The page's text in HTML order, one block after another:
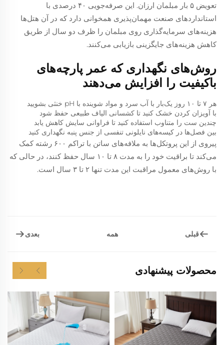
تعویض ۵ بار مبلمان ارزان. این صرفه‌جویی ۴۰ درصدی با
استانداردهای صنعت مهمان‌پذیری همخوانی دارد که در آن هتل‌ها
هزینه‌های سرمایه‌گذاری روی مبلمان را ظرف دو سال از طریق
کاهش هزینه‌های جایگزینی بازیابی می‌کنند.
روش‌های نگهداری که عمر پارچه‌های
باکیفیت را افزایش می‌دهند
هر ۷ تا ۱۰ روز یک‌بار با آب سرد و مواد شوینده با pH خنثی بشویید
با آویزان کردن خشک کنید تا کشسانی الیاف طبیعی حفظ شود
چندین ست را متناوب استفاده کنید تا فراوانی سایش کاهش یابد
بین فصل‌ها در کیسه‌های نایلونی تنفسی از جنس پنبه نگهداری کنید
پیروی از این پروتکل‌ها به ملافه‌های ساتن با تراکم ۶۰۰ رشته کمک
می‌کند تا براقیت خود را به مدت ۸ تا ۱۰ سال حفظ کنند، در حالی که
با روش‌های معمول مراقبت این مدت تنها ۲ تا ۳ سال است.
قبلی همه بعدی
محصولات پیشنهادی